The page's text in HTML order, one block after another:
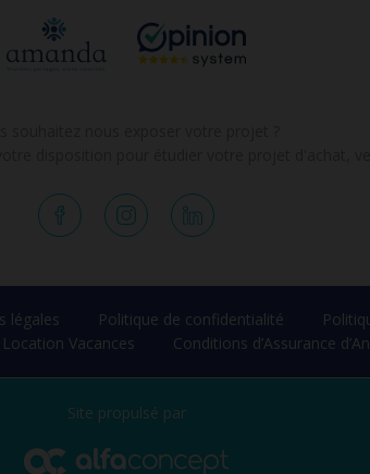
légales Politique de confidentialité
Vacances
Conditions d’Assurance
Site propulsé par